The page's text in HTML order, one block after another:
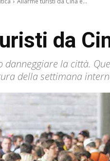
da
danneggiare la città.
della settimana